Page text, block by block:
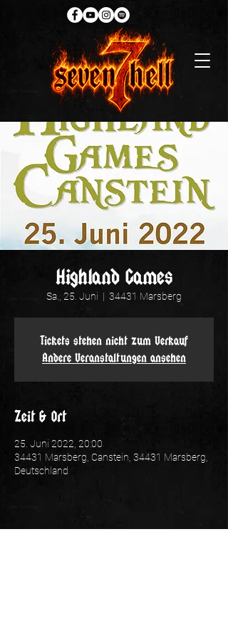
Highland Games
Sa., 25. Juni
  |
34431 Marsberg
Tickets stehen nicht zum Verkauf
Andere Veranstaltungen ansehen
Zeit & Ort
25. Juni 2022, 20:00
34431 Marsberg, Canstein, 34431 Marsberg,
Deutschland